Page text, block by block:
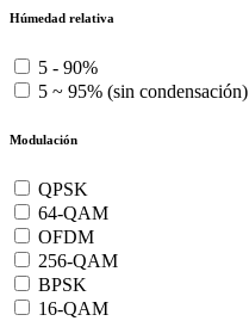
Húmedad relativa
5 - 90%
5 ~ 95% (sin condensación)
Modulación
QPSK
64-QAM
OFDM
256-QAM
BPSK
16-QAM